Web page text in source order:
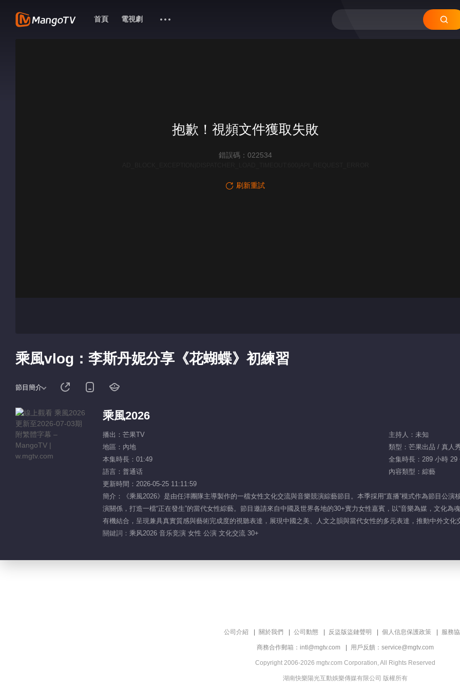
首頁 電視劇
抱歉！視頻文件獲取失敗
錯誤碼：022534
刷新重試
乘風vlog：李斯丹妮分享《花蝴蝶》初練習
節目簡介
乘風2026
播出：芒果TV
主持人：未知
地區：內地
類型：芒果出品 / 真人
本集時長：01:49
全集時長：289 小時 29
語言：普通话
內容類型：綜藝
更新時間：2026-05-25 11:11:59
簡介：《乘風2026》是由任洋團隊主導製作的一檔女性文化交流與音樂競演綜藝節目。本季採用“直播”模式作為節目公
演關係，打造一檔“正在發生”的當代女性綜藝。節目邀請來自中國及世界各地的30+實力女性嘉賓，以“音樂為媒，文化為
有機結合，呈現兼具真實質感與藝術完成度的視聽表達，展現中國之美、人文之韻與當代女性的多元表達，推動中外文化
關鍵詞： 乘风2026 音乐竞演 女性 公演 文化交流 30+
公司介紹 關於我們 公司動態 反盜版盜鏈聲明 個人信息保護政策 服務
商務合作郵箱：intl@mgtv.com 用戶反饋：service@mgtv.com
Copyright 2006-2026 mgtv.com Corporation, All Rights Reserved
湖南快樂陽光互動娛樂傳媒有限公司 版權所有